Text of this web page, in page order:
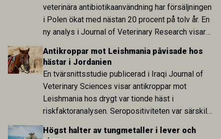
veterinära antibiotikaanvändning har försäljningen
i Polen ökat med nästan 20 procent på tolv år. En
ny analys i Journal of Veterinary Research visar
att skillnaden mot lågförbrukarländer som
Sverige är fortsatt stor.
Antikroppar mot Leishmania påvisade hos
hästar i Jordanien
En tvärsnittsstudie publicerad i Iraqi Journal of
Veterinary Sciences visar antikroppar mot
Leishmania hos drygt var tionde häst i
riskfaktoranalysen. Seropositiviteten var särskilt
hög i Zarqa och statistiskt kopplad till bland
annat stallhållning. Resultaten visar att hästarna
Högst halter av tungmetaller i lever och